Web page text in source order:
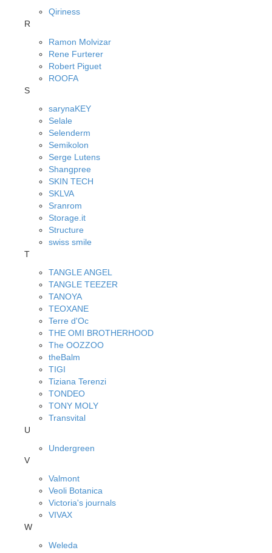
Qiriness
R
Ramon Molvizar
Rene Furterer
Robert Piguet
ROOFA
S
sarynaKEY
Selale
Selenderm
Semikolon
Serge Lutens
Shangpree
SKIN TECH
SKLVA
Sranrom
Storage.it
Structure
swiss smile
T
TANGLE ANGEL
TANGLE TEEZER
TANOYA
TEOXANE
Terre d'Oc
THE OMI BROTHERHOOD
The OOZZOO
theBalm
TIGI
Tiziana Terenzi
TONDEO
TONY MOLY
Transvital
U
Undergreen
V
Valmont
Veoli Botanica
Victoria's journals
VIVAX
W
Weleda